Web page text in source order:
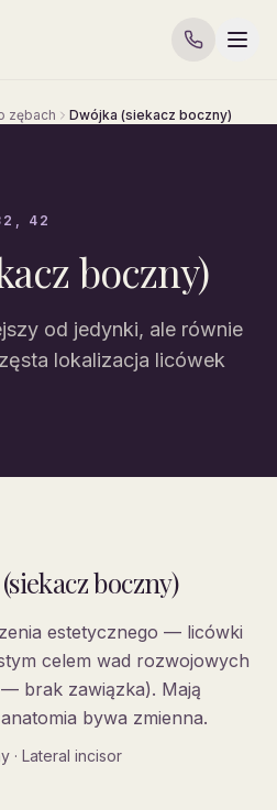
zębach Dwójka (siekacz boczny)
42
boczny)
od jedynki, ale równie
lokalizacja licówek
boczny)
estetycznego — licówki
celem wad rozwojowych
brak zawiązka). Mają
bywa zmienna.
· Lateral incisor